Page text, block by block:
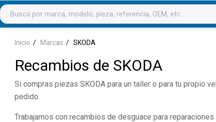
Buscar productos
Inicio Marcas SKODA
Recambios de SKODA
Si compras piezas SKODA para un taller o para tu propio
pedido.
Trabajamos con recambios de desguace para